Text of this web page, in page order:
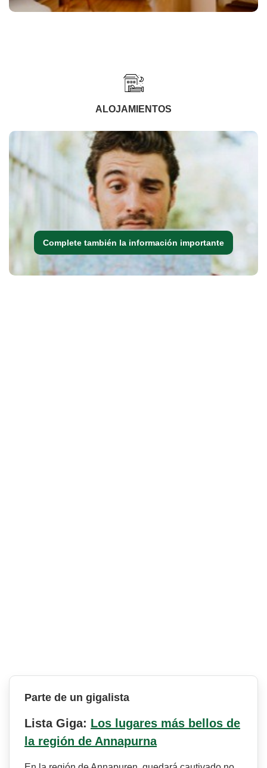
ALOJAMIENTOS
Complete también la información importante
Parte de un gigalista
Lista Giga: Los lugares más bellos de
la región de Annapurna